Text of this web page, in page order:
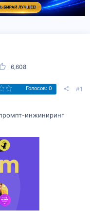
6,608
Голосов: 0 #1
инжиниринг